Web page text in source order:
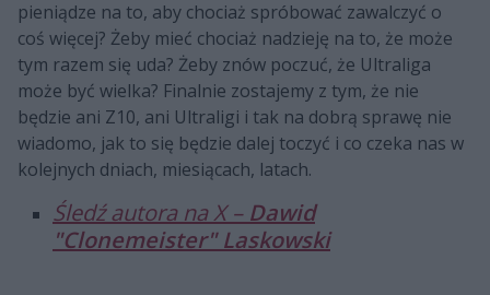
pieniądze na to, aby chociaż spróbować zawalczyć o
coś więcej? Żeby mieć chociaż nadzieję na to, że może
tym razem się uda? Żeby znów poczuć, że Ultraliga
może być wielka? Finalnie zostajemy z tym, że nie
będzie ani Z10, ani Ultraligi i tak na dobrą sprawę nie
wiadomo, jak to się będzie dalej toczyć i co czeka nas w
kolejnych dniach, miesiącach, latach.
Śledź autora na X – Dawid
"Clonemeister" Laskowski